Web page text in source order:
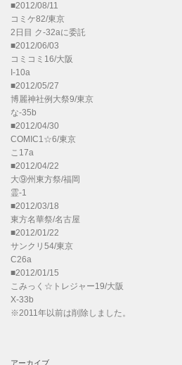
■2012/08/11
コミケ82/東京
2日目 ク-32aに委託
■2012/06/03
コミコミ16/大阪
I-10a
■2012/05/27
博麗神社例大祭9/東京
な-35b
■2012/04/30
COMIC1☆6/東京
こ17a
■2012/04/22
大⑨州東方祭/福岡
霊-1
■2012/03/18
東方名華祭/名古屋
■2012/01/22
サンクリ54/東京
C26a
■2012/01/15
こみっく☆トレジャー19/大阪
X-33b
※2011年以前は削除しました。
アーカイブ